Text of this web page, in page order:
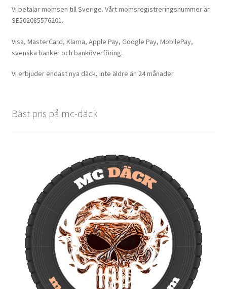
Vi betalar momsen till Sverige. Vårt momsregistreringsnummer är
SE502085576201.
Visa, MasterCard, Klarna, Apple Pay, Google Pay, MobilePay,
svenska banker och banköverföring.
Vi erbjuder endast nya däck, inte äldre än 24 månader.
Bäst pris på mc-däck